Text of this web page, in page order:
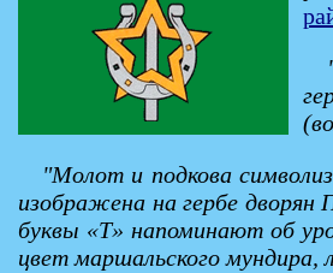
"Молот и подкова
изображена на гербе
буквы «Т» напоминают об
цвет маршальского мундира,